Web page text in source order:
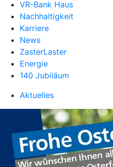
VR-Bank Haus
Nachhaltigkeit
Karriere
News
ZasterLaster
Energie
140 Jubiläum
Aktuelles